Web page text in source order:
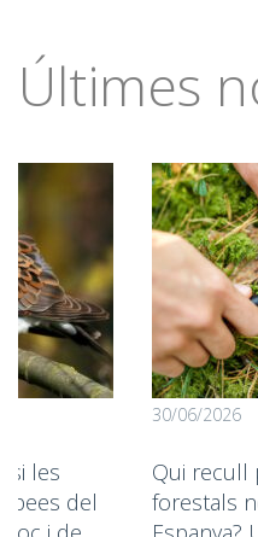
Últimes
si les
del
30/06/2026
Qui recull
forestals